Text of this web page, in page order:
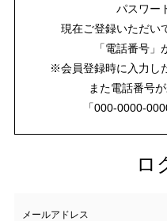
パスワー
現在ご登録いただい
「電話番号」
※会員登録時に入力し
また電話番号
「000-0000-
ロ
メールアドレス